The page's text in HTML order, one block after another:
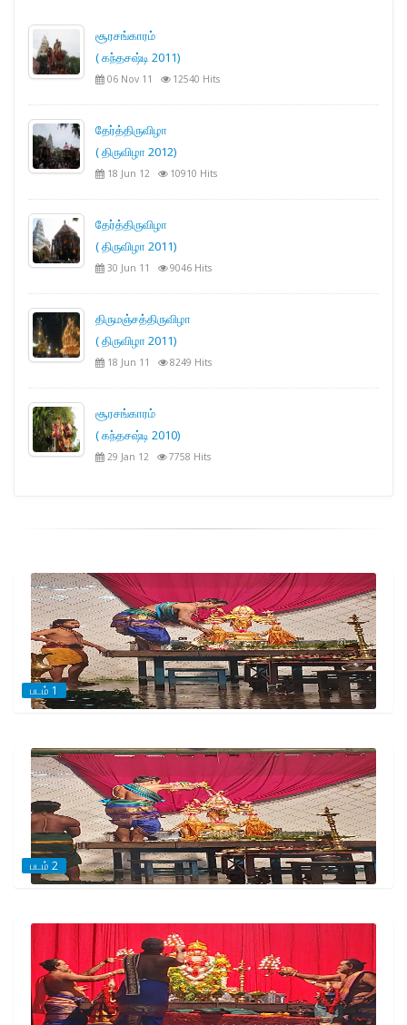
சூரசங்காரம்
( கந்தசஷ்டி 2011)
06 Nov 11 12540 Hits
தேர்த்திருவிழா
( திருவிழா 2012)
18 Jun 12 10910 Hits
தேர்த்திருவிழா
( திருவிழா 2011)
30 Jun 11 9046 Hits
திருமஞ்சத்திருவிழா
( திருவிழா 2011)
18 Jun 11 8249 Hits
சூரசங்காரம்
( கந்தசஷ்டி 2010)
29 Jan 12 7758 Hits
படம் 1
படம் 2